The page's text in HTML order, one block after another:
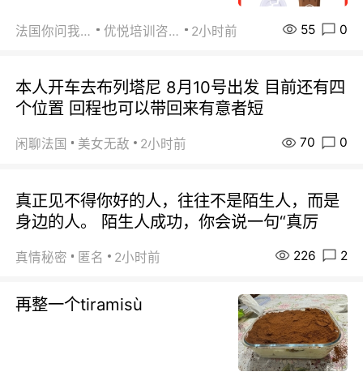
法国你问我答 优悦培训咨询 2小时前 55 0
本人开车去布列塔尼 8月10号出发 目前还有四
个位置 回程也可以带回来有意者短
闲聊法国 美女无敌 2小时前 70 0
真正见不得你好的人，往往不是陌生人，而是
身边的人。 陌生人成功，你会说一句“真厉
真情秘密 匿名 2小时前 226 2
再整一个tiramisù